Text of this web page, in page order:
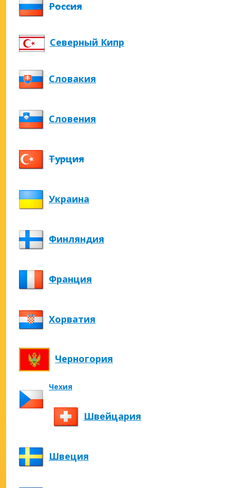
Россия
Северный Кипр
Словакия
Словения
Турция
Украина
Финляндия
Франция
Хорватия
Черногория
Чехия
Швейцария
Швеция